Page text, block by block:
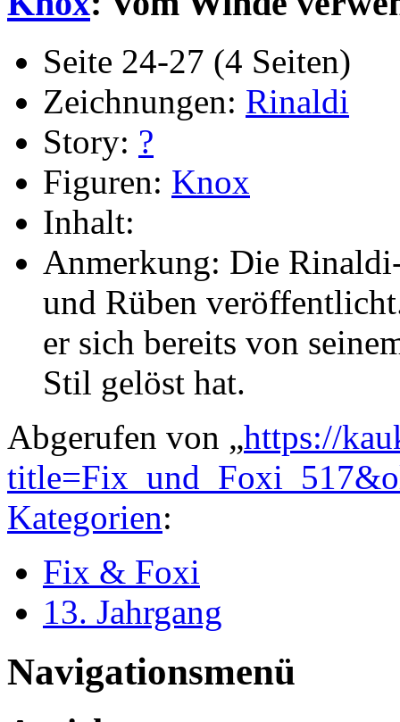
Seite 24-27 (4 Seiten)
Zeichnungen: Rinaldi
Story: ?
Figuren: Knox
Inhalt:
Anmerkung: Die
und Rüben
er sich bereits von
Stil gelöst hat.
Abgerufen von „https://
Kategorien:
Fix & Foxi
13. Jahrgang
Navigationsmenü